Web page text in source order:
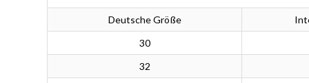
Deutsche Größe
30
32